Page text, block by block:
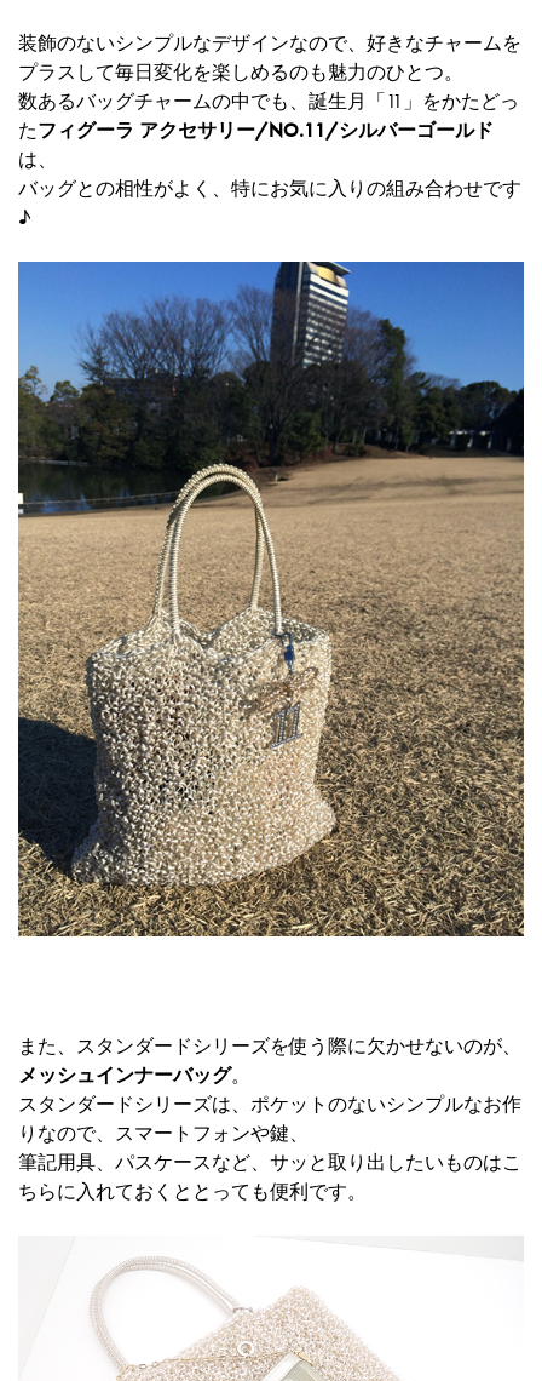
装飾のないシンプルなデザインなので、好きなチャームを
プラスして毎日変化を楽しめるのも魅力のひとつ。
数あるバッグチャームの中でも、誕生月「11」をかたどっ
たフィグーラ アクセサリー/NO.11/シルバーゴールド
は、
バッグとの相性がよく、特にお気に入りの組み合わせです
♪
また、スタンダードシリーズを使う際に欠かせないのが、
メッシュインナーバッグ。
スタンダードシリーズは、ポケットのないシンプルなお作
りなので、スマートフォンや鍵、
筆記用具、パスケースなど、サッと取り出したいものはこ
ちらに入れておくととっても便利です。